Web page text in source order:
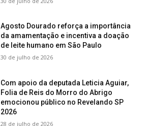
Agosto Dourado reforça a importância
da amamentação e incentiva a doação
de leite humano em São Paulo
30 de julho de 2026
Com apoio da deputada Leticia Aguiar,
Folia de Reis do Morro do Abrigo
emocionou público no Revelando SP
2026
28 de julho de 2026